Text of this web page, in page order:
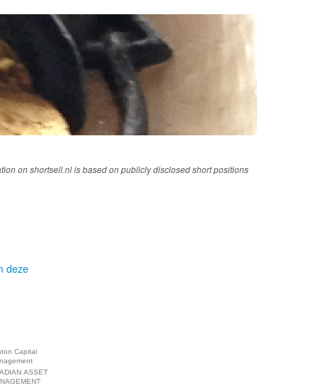
on shortsell.nl is based on publicly disclosed short positions
deze
Capital
ASSET